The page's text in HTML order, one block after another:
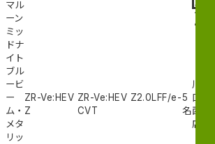
マル
ーン
込
み
ミッ
ドナ
イト
ブル
ービ
ー
ム・
メタ
リッ
ZR-Ve:HEV
Z
ZR-Ve:HEV Z2.0LFF/e-
CVT
5
名
川
口
西
店